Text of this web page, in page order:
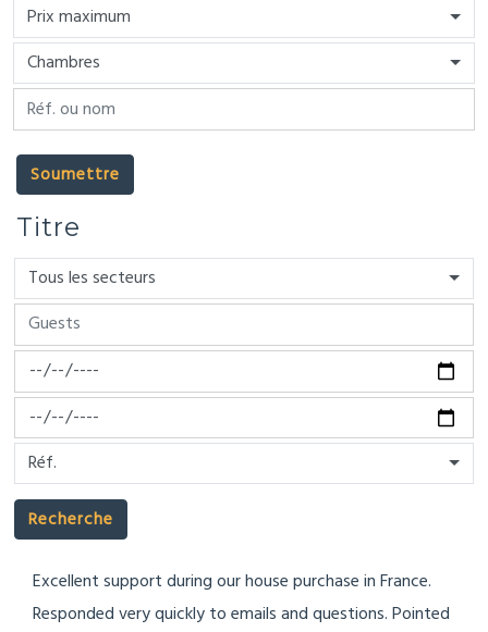
Prix maximum
Chambres
Soumettre
Titre
Tous les secteurs
Réf.
Recherche
Excellent support during our house purchase in France.
Responded very quickly to emails and questions. Pointed